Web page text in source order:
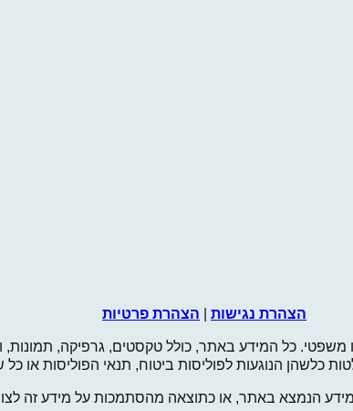
הצהרת נגישות
הצהרת פרטיות
משפטי. כל המידע באתר, כולל טקסטים, גרפיקה, תמונות,
כלשהן הנוגעות לפוליסות ביטוח, תנאי הפוליסות
הנמצא באתר, או כתוצאה מהסתמכות על מידע זה